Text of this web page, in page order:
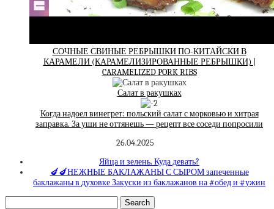
СОЧНЫЕ СВИНЫЕ РЕБРЫШКИ ПО-КИТАЙСКИ В
КАРАМЕЛИ (КАРАМЕЛИЗИРОВАННЫЕ РЕБРЫШКИ) |
CARAMELIZED PORK RIBS
Салат в ракушках
Когда надоел винегрет: польский салат с морковью и хитрая
заправка. За уши не оттянешь — рецепт все соседи попросили
26.04.2025
Яйца и зелень. Куда девать?
🍆🍆НЕЖНЫЕ БАКЛАЖАНЫ С СЫРОМ запеченные
баклажаны в духовке Закуски из баклажанов на #обед и #ужин